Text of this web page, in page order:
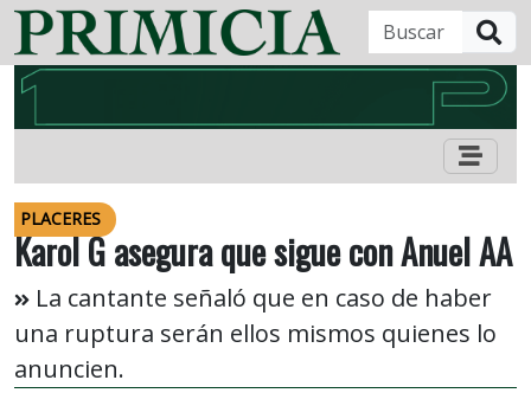
PLACERES
Karol G asegura que sigue con Anuel AA
La cantante señaló que en caso de haber
una ruptura serán ellos mismos quienes lo
anuncien.